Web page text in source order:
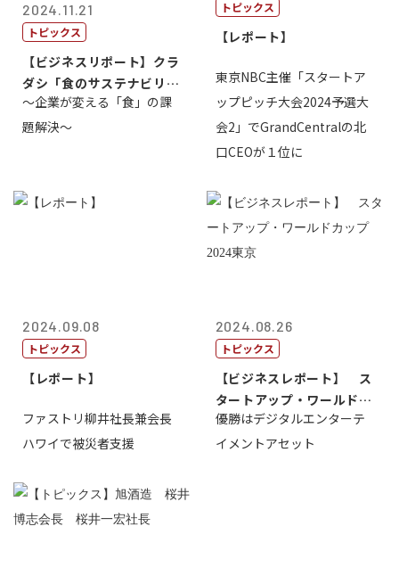
2024.11.21
トピックス
【ビジネスリポート】クラ
ダシ「食のサステナビリテ
ィ共創・協働...
～企業が変える「食」の課
題解決～
トピックス
【レポート】
東京NBC主催「スタートア
ップピッチ大会2024予選大
会2」でGrandCentralの北
口CEOが１位に
2024.09.08
トピックス
【レポート】
ファストリ柳井社長兼会長
ハワイで被災者支援
2024.08.26
トピックス
【ビジネスレポート】 ス
タートアップ・ワールドカ
ップ2024...
優勝はデジタルエンターテ
イメントアセット